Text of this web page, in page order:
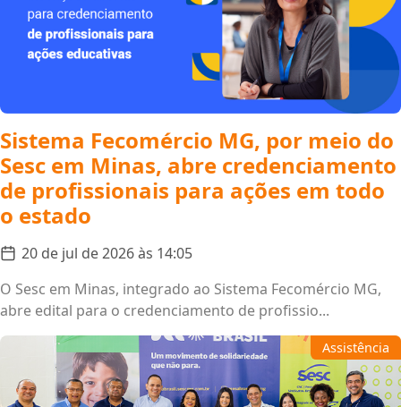
Sistema Fecomércio MG, por meio do
Sesc em Minas, abre credenciamento
de profissionais para ações em todo
o estado
20 de jul de 2026 às 14:05
O Sesc em Minas, integrado ao Sistema Fecomércio MG,
abre edital para o credenciamento de profissio...
Assistência